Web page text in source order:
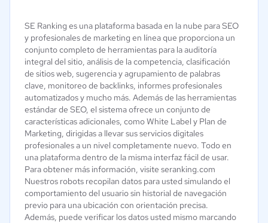
SE Ranking es una plataforma basada en la nube para SEO
y profesionales de marketing en línea que proporciona un
conjunto completo de herramientas para la auditoría
integral del sitio, análisis de la competencia, clasificación
de sitios web, sugerencia y agrupamiento de palabras
clave, monitoreo de backlinks, informes profesionales
automatizados y mucho más. Además de las herramientas
estándar de SEO, el sistema ofrece un conjunto de
características adicionales, como White Label y Plan de
Marketing, dirigidas a llevar sus servicios digitales
profesionales a un nivel completamente nuevo. Todo en
una plataforma dentro de la misma interfaz fácil de usar.
Para obtener más información, visite seranking.com
Nuestros robots recopilan datos para usted simulando el
comportamiento del usuario sin historial de navegación
previo para una ubicación con orientación precisa.
Además, puede verificar los datos usted mismo marcando